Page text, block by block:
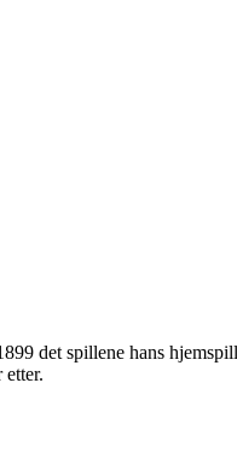
det spillene hans